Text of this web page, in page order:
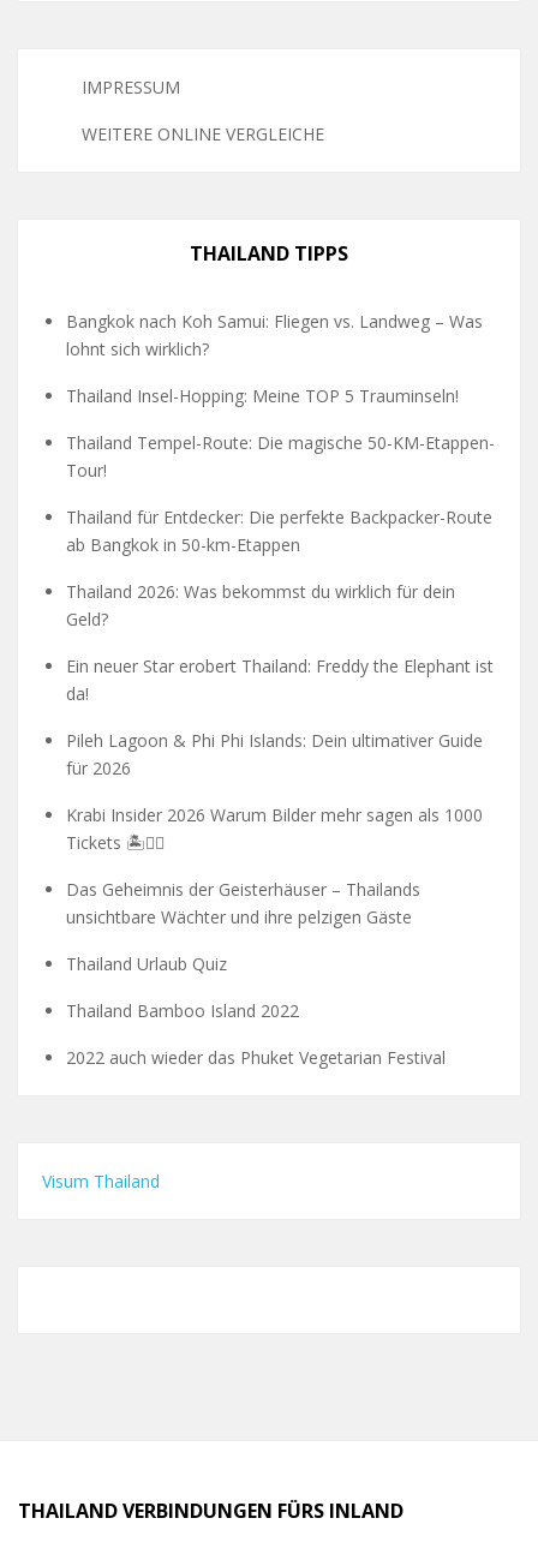
IMPRESSUM
WEITERE ONLINE VERGLEICHE
THAILAND TIPPS
Bangkok nach Koh Samui: Fliegen vs. Landweg – Was
lohnt sich wirklich?
Thailand Insel-Hopping: Meine TOP 5 Trauminseln!
Thailand Tempel-Route: Die magische 50-KM-Etappen-
Tour!
Thailand für Entdecker: Die perfekte Backpacker-Route
ab Bangkok in 50-km-Etappen
Thailand 2026: Was bekommst du wirklich für dein
Geld?
Ein neuer Star erobert Thailand: Freddy the Elephant ist
da!
Pileh Lagoon & Phi Phi Islands: Dein ultimativer Guide
für 2026
Krabi Insider 2026 Warum Bilder mehr sagen als 1000
Tickets 🏝️🧗‍♂️
Das Geheimnis der Geisterhäuser – Thailands
unsichtbare Wächter und ihre pelzigen Gäste
Thailand Urlaub Quiz
Thailand Bamboo Island 2022
2022 auch wieder das Phuket Vegetarian Festival
Visum Thailand
THAILAND VERBINDUNGEN FÜRS INLAND